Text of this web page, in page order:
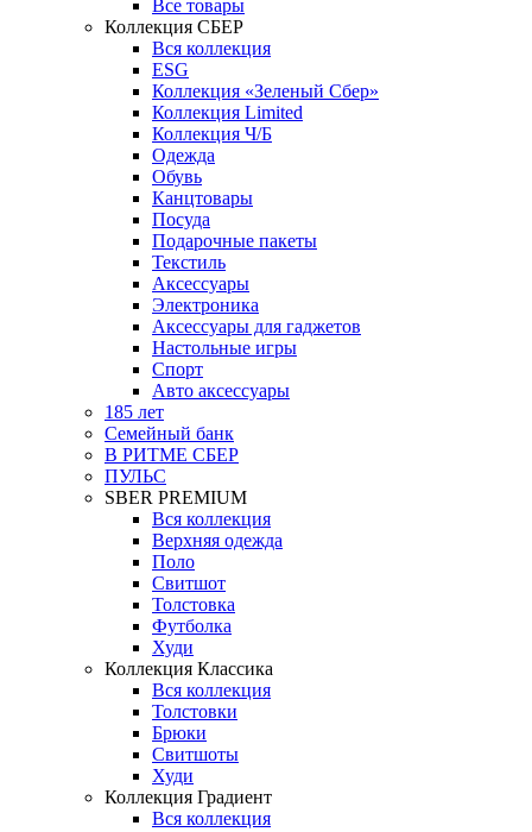
Все товары
Коллекция СБЕР
Вся коллекция
ESG
Коллекция «Зеленый Сбер»
Коллекция Limited
Коллекция Ч/Б
Одежда
Обувь
Канцтовары
Посуда
Подарочные пакеты
Текстиль
Аксессуары
Электроника
Аксессуары для гаджетов
Настольные игры
Спорт
Авто аксессуары
185 лет
Семейный банк
В РИТМЕ СБЕР
ПУЛЬС
SBER PREMIUM
Вся коллекция
Верхняя одежда
Поло
Свитшот
Толстовка
Футболка
Худи
Коллекция Классика
Вся коллекция
Толстовки
Брюки
Свитшоты
Худи
Коллекция Градиент
Вся коллекция